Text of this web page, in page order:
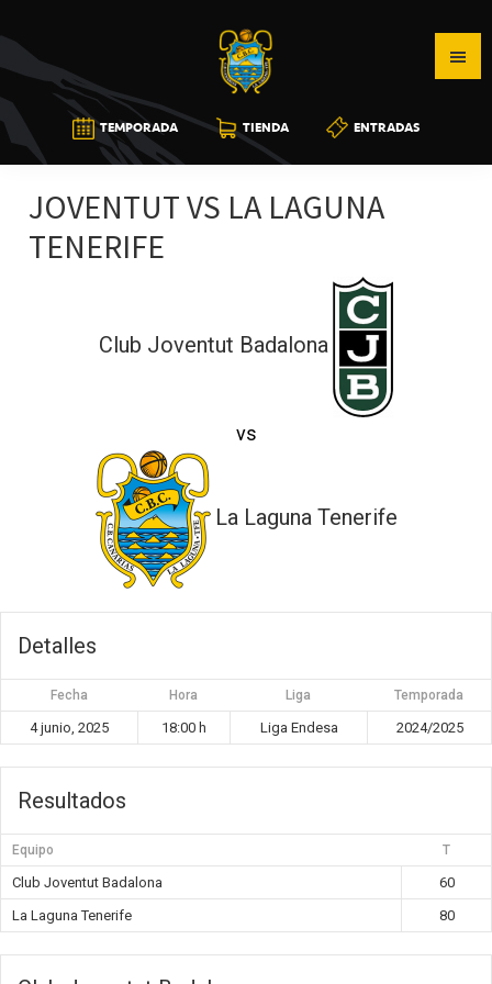
a
la
navegación
principal
al
contenido
principal
a
la
barra
lateral
principal
CB
CANARIAS
TEMPORADA TIENDA ENTRADAS
JOVENTUT VS LA LAGUNA
TENERIFE
Club Joventut Badalona
vs
La Laguna Tenerife
Detalles
Fecha Hora Liga Temporada
4 junio, 2025 18:00 h Liga Endesa 2024/2025
Resultados
Equipo T
Club Joventut Badalona
60
La Laguna Tenerife
80